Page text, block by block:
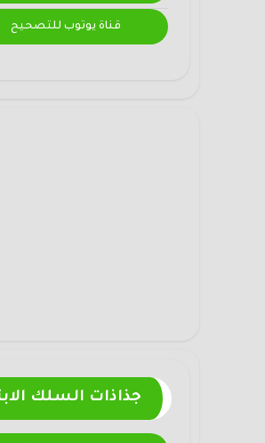
قناة يوتوب للتصحيح
جذاذات السلك